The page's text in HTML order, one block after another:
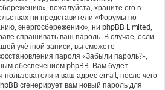
пожалуйста, храните его в
ни представители «Форумы по
энергосбережению», ни phpBB Limited,
спрашивать ваш пароль. В случае, если
учётной записи, вы сможете
пароля «Забыли пароль?»,
обеспечением phpBB. Вам будет
и ваш адрес email, после чего
сгенерирует вам новый пароль для